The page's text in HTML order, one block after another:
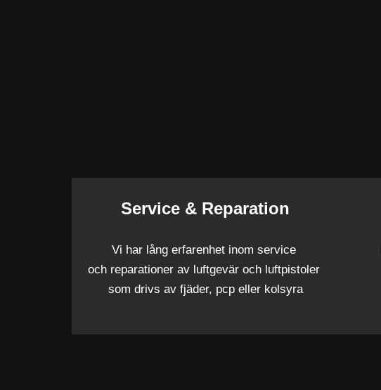
Service & Reparation
Vi har lång erfarenhet inom service
och reparationer av luftgevär och luftpistoler
som drivs av fjäder, pcp eller kolsyra